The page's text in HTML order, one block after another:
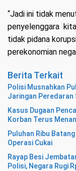
“Jadi ini tidak
penyelenggara
tidak pidana
perekonomian
Berita Terkait
Polisi Musnahkan
Jaringan Peredaran
Kasus Dugaan
Korban Terus
Puluhan Ribu
Operasi Cukai
Rayap Besi
Polisi, Negara Rugi